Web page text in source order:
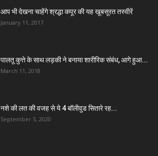
आप भी देखना चाहेंगे श्रद्धा कपूर की यह खूबसूरत तस्वीरें
January 11, 2017
पालतू कुत्ते के साथ लड़की ने बनाया शारीरिक संबंध, आगे हुआ...
March 11, 2018
नशे की लत की वजह से ये 4 बॉलीवुड सितारे रह...
September 5, 2020